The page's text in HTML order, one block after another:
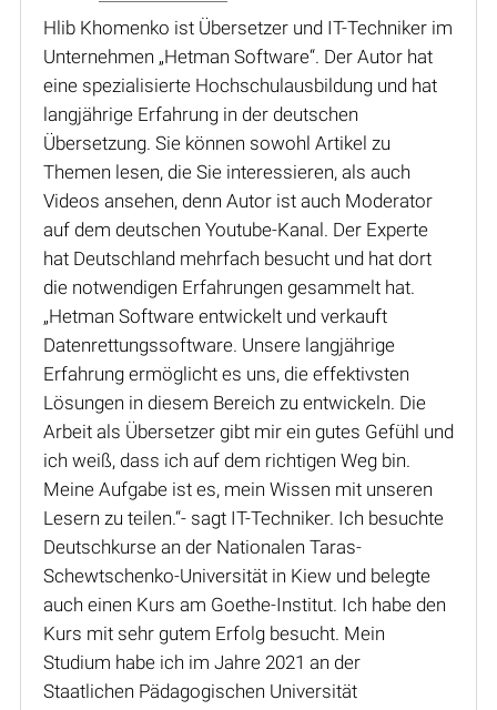
Hlib Khomenko ist Übersetzer und IT-Techniker im
Unternehmen „Hetman Software“. Der Autor hat
eine spezialisierte Hochschulausbildung und hat
langjährige Erfahrung in der deutschen
Übersetzung. Sie können sowohl Artikel zu
Themen lesen, die Sie interessieren, als auch
Videos ansehen, denn Autor ist auch Moderator
auf dem deutschen Youtube-Kanal. Der Experte
hat Deutschland mehrfach besucht und hat dort
die notwendigen Erfahrungen gesammelt hat.
„Hetman Software entwickelt und verkauft
Datenrettungssoftware. Unsere langjährige
Erfahrung ermöglicht es uns, die effektivsten
Lösungen in diesem Bereich zu entwickeln. Die
Arbeit als Übersetzer gibt mir ein gutes Gefühl und
ich weiß, dass ich auf dem richtigen Weg bin.
Meine Aufgabe ist es, mein Wissen mit unseren
Lesern zu teilen.“- sagt IT-Techniker. Ich besuchte
Deutschkurse an der Nationalen Taras-
Schewtschenko-Universität in Kiew und belegte
auch einen Kurs am Goethe-Institut. Ich habe den
Kurs mit sehr gutem Erfolg besucht. Mein
Studium habe ich im Jahre 2021 an der
Staatlichen Pädagogischen Universität